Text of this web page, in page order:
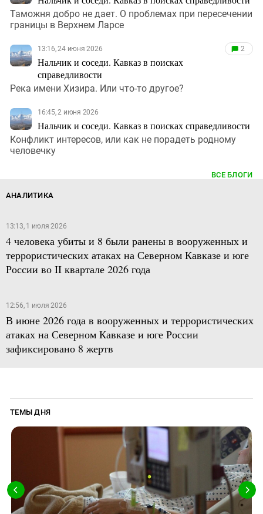
Таможня добро не дает. О проблемах при пересечении
границы в Верхнем Ларсе
13:16, 24 июня 2026
Нальчик и соседи. Кавказ в поисках
справедливости
2
Река имени Хизира. Или что-то другое?
16:45, 2 июня 2026
Нальчик и соседи. Кавказ в поисках справедливости
Конфликт интересов, или как не порадеть родному
человечку
ВСЕ БЛОГИ
АНАЛИТИКА
13:13, 1 июля 2026
4 человека убиты и 8 были ранены в вооруженных и
террористических атаках на Северном Кавказе и юге
России во II квартале 2026 года
12:56, 1 июля 2026
В июне 2026 года в вооруженных и террористических
атаках на Северном Кавказе и юге России
зафиксировано 8 жертв
ТЕМЫ ДНЯ